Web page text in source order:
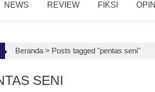
NEWS REVIEW FIKSI OPINI
Beranda > Posts tagged "pentas seni"
SENI